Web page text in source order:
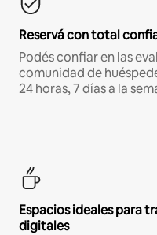
Reservá con total
Podés confiar en las
comunidad de
24 horas, 7 días a la
Espacios ideales para
digitales